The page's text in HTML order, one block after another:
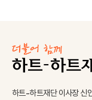
하트-하트재단 이사장 신